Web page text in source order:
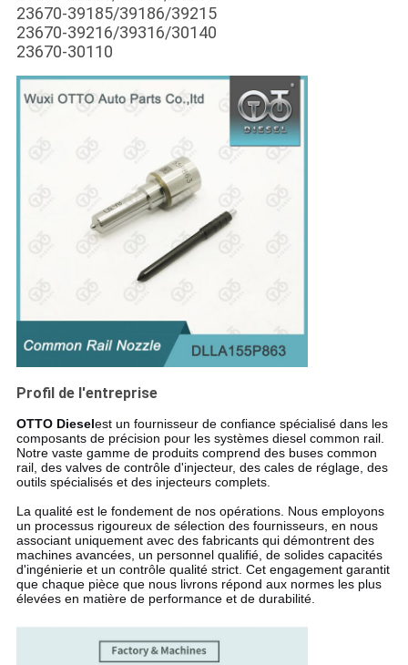
23670-39185/39186/39215
23670-39216/39316/30140
23670-30110
Profil de l'entreprise
OTTO Dieselest un fournisseur de confiance spécialisé dans les
composants de précision pour les systèmes diesel common rail.
Notre vaste gamme de produits comprend des buses common
rail, des valves de contrôle d'injecteur, des cales de réglage, des
outils spécialisés et des injecteurs complets.
La qualité est le fondement de nos opérations. Nous employons
un processus rigoureux de sélection des fournisseurs, en nous
associant uniquement avec des fabricants qui démontrent des
machines avancées, un personnel qualifié, de solides capacités
d'ingénierie et un contrôle qualité strict. Cet engagement garantit
que chaque pièce que nous livrons répond aux normes les plus
élevées en matière de performance et de durabilité.